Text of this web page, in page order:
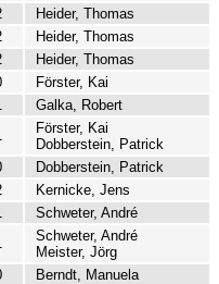
Heider, Thomas
Heider, Thomas
Heider, Thomas
Förster, Kai
Galka, Robert
Förster, Kai
Dobberstein, Patrick
Dobberstein, Patrick
Kernicke, Jens
Schweter, André
Schweter, André
Meister, Jörg
Berndt, Manuela